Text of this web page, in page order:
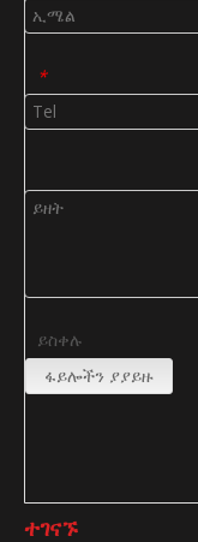
*
ይስቀሉ
ፋይሎችን ያያይዙ
ተገናኙ